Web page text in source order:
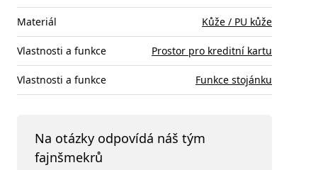
Materiál Kůže / PU kůže
Vlastnosti a funkce Prostor pro kreditní kartu
Vlastnosti a funkce Funkce stojánku
Na otázky odpovídá náš tým
fajnšmekrů